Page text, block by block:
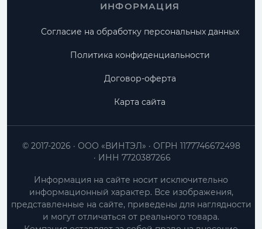
ИНФОРМАЦИЯ
Согласие на обработку персональных данных
Политика конфиденциальности
Договор-оферта
Карта сайта
ООО «ВИНТЭЛ»
ОГРН 1177746672498
ИНН 7720387266
© 2017-2026
Информация на сайте носит исключительно
информационный характер. Все изображения,
представленные на сайте, приведены для наглядности
и могут отличаться от реального товара.